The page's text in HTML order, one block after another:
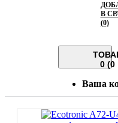
В
(0)
0 (0
Ваша